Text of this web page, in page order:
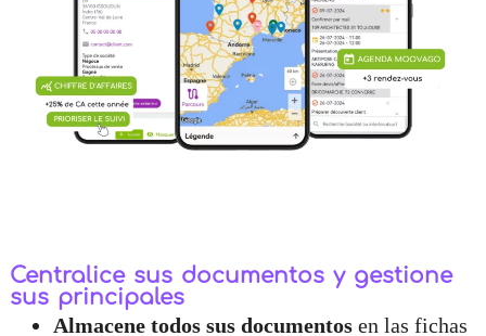
Centralice sus documentos y gestione
sus principales
Almacene todos sus documentosen las fichas